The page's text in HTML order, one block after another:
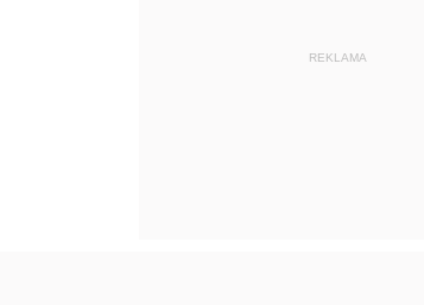
REKLAMA